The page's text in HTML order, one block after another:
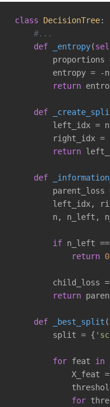
class DecisionTree:
#...
def
_entropy(
proportions
entropy = -
return
def
left_idx =
right_idx =
return
def
parent_loss
left_idx,
n, n_left,
if n_left ==
return 0
child_loss
return
def _best_split (
        split = {
for feat in
X_feat
for